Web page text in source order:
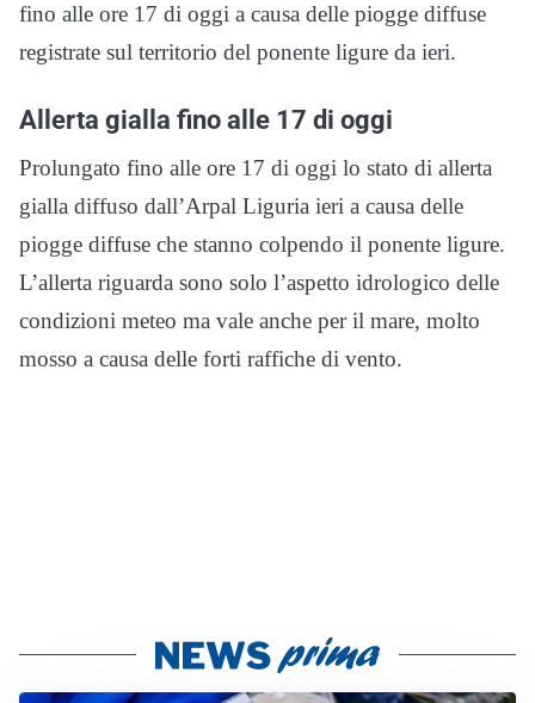
fino alle ore 17 di oggi a causa delle piogge diffuse
registrate sul territorio del ponente ligure da ieri.
Allerta gialla fino alle 17 di oggi
Prolungato fino alle ore 17 di oggi lo stato di allerta
gialla diffuso dall’Arpal Liguria ieri a causa delle
piogge diffuse che stanno colpendo il ponente ligure.
L’allerta riguarda sono solo l’aspetto idrologico delle
condizioni meteo ma vale anche per il mare, molto
mosso a causa delle forti raffiche di vento.